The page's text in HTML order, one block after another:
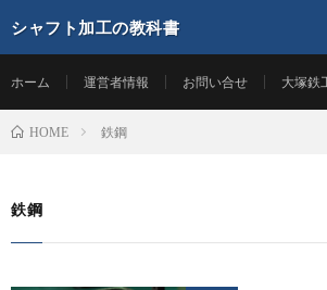
シャフト加工の教科書
ホーム 運営者情報 お問い合せ 大塚鉄
HOME 鉄鋼
鉄鋼